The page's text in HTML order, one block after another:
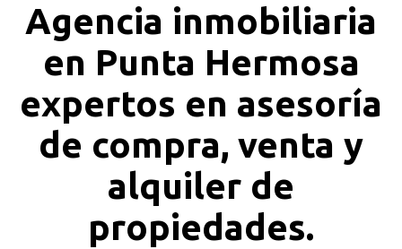
Agencia inmobiliaria
en Punta Hermosa
expertos en asesoría
de compra, venta y
alquiler de
propiedades.